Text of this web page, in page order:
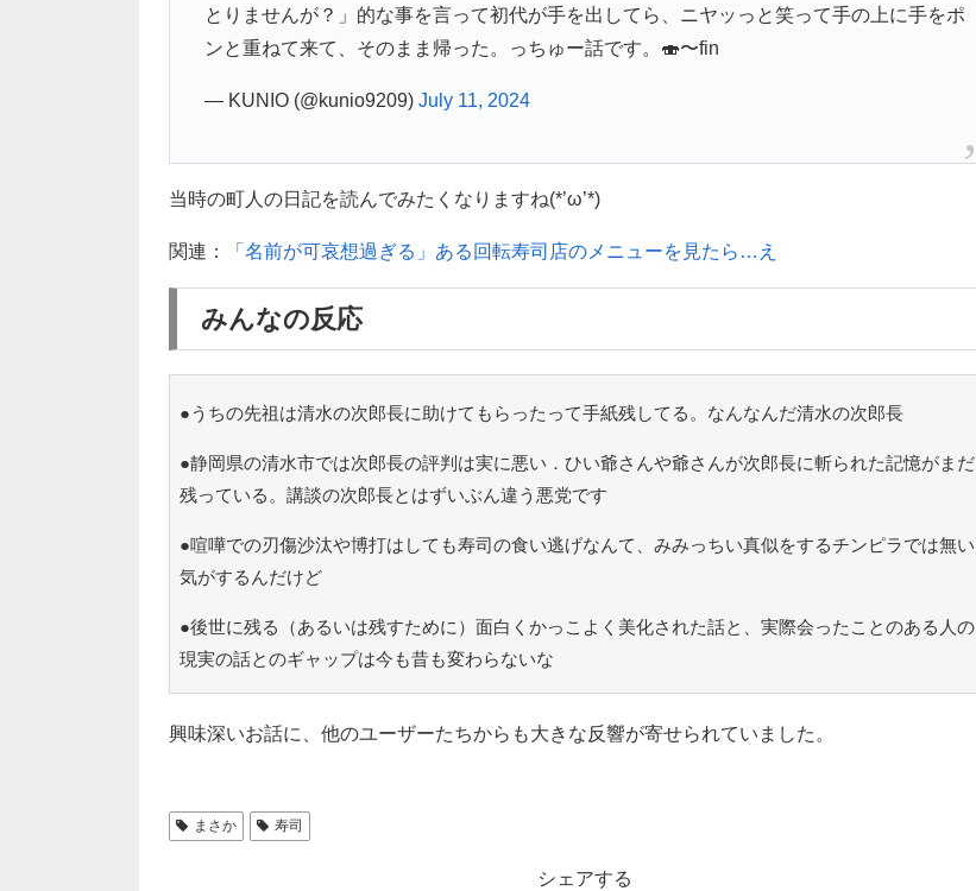
とりませんが？」的な事を言って初代が手を出してら、ニヤッっと笑って手の上に手をポ
ンと重ねて来て、そのまま帰った。っちゅー話です。🍣〜fin
— KUNIO (@kunio9209) July 11, 2024
当時の町人の日記を読んでみたくなりますね(*’ω’*)
関連： 「名前が可哀想過ぎる」ある回転寿司店のメニューを見たら…え
みんなの反応
●うちの先祖は清水の次郎長に助けてもらったって手紙残してる。なんなんだ清水の次郎長
●静岡県の清水市では次郎長の評判は実に悪い．ひい爺さんや爺さんが次郎長に斬られた記憶がまだ
残っている。講談の次郎長とはずいぶん違う悪党です
●喧嘩での刃傷沙汰や博打はしても寿司の食い逃げなんて、みみっちい真似をするチンピラでは無い
気がするんだけど
●後世に残る（あるいは残すために）面白くかっこよく美化された話と、実際会ったことのある人の
現実の話とのギャップは今も昔も変わらないな
興味深いお話に、他のユーザーたちからも大きな反響が寄せられていました。
まさか 寿司
シェアする